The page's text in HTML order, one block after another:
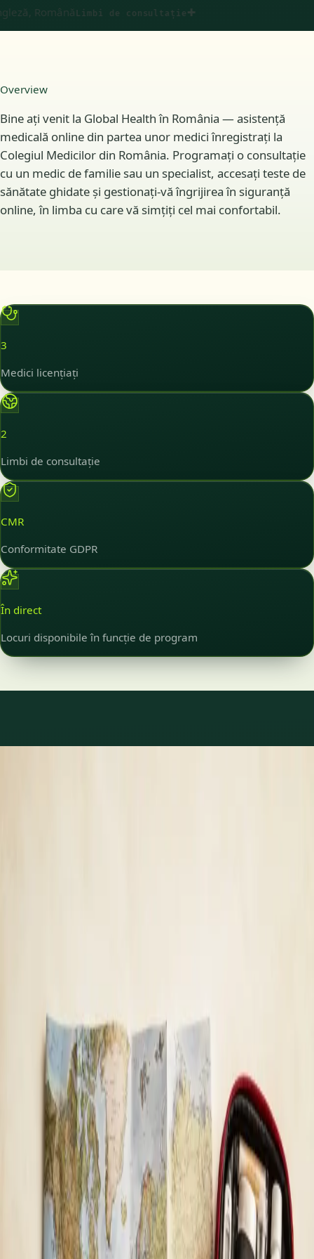
RomânăLimbi de consultație✚
Overview
Bine ați venit la Global Health în România — asistență
medicală online din partea unor medici înregistrați la
Colegiul Medicilor din România. Programați o consultație
cu un medic de familie sau un specialist, accesați teste de
sănătate ghidate și gestionați-vă îngrijirea în siguranță
online, în limba cu care vă simțiți cel mai confortabil.
3
Medici licențiați
2
Limbi de consultație
CMR
Conformitate GDPR
În direct
Locuri disponibile în funcție de program
Majoritatea pacienților încep aici. Alege un
interval disponibil cu un medic înregistrat în țara
Aflați mai multe:Medic online — fără înregistrare, fără sală de
așteptare, în aceeași zi
Rezervă consultație